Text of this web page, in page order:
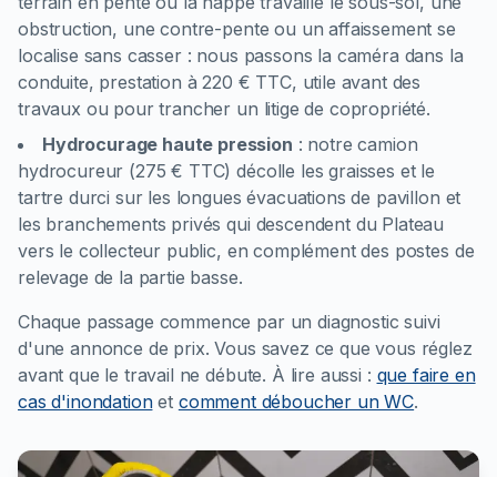
obstruction, une contre-pente ou un affaissement se
localise sans casser : nous passons la caméra dans la
conduite, prestation à 220 € TTC, utile avant des
travaux ou pour trancher un litige de copropriété.
Hydrocurage haute pression : notre camion
hydrocureur (275 € TTC) décolle les graisses et le
tartre durci sur les longues évacuations de pavillon et
les branchements privés qui descendent du Plateau
vers le collecteur public, en complément des postes de
relevage de la partie basse.
Chaque passage commence par un diagnostic suivi
d'une annonce de prix. Vous savez ce que vous réglez
avant que le travail ne débute. À lire aussi : que faire en
cas d'inondationet comment déboucher un WC.